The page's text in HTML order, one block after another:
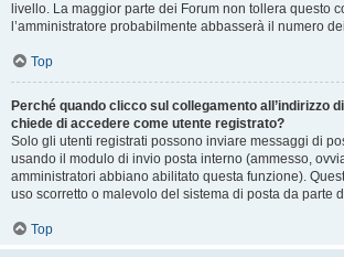
livello. La maggior parte dei Forum non tollera questo
l’amministratore probabilmente abbasserà il numero
Top
Perché quando clicco sul collegamento all’indirizzo
chiede di accedere come utente registrato?
Solo gli utenti registrati possono inviare messaggi di
usando il modulo di invio posta interno (ammesso,
amministratori abbiano abilitato questa funzione).
uso scorretto o malevolo del sistema di posta da parte
Top